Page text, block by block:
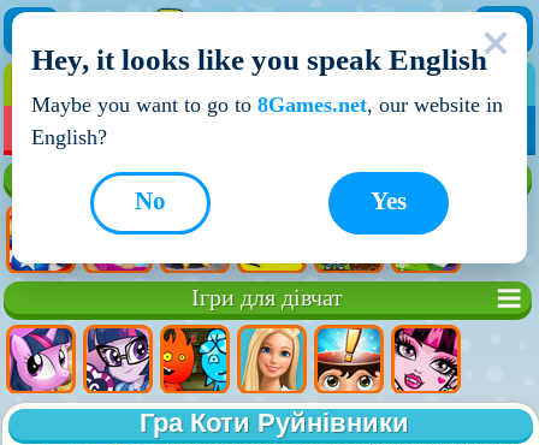
НОВІ ІГРИ
Ігри для дівчат
Гра Коти Руйнівники
Hey, it looks like you speak English
Maybe you want to go to 8Games.net, our website in
English?
Yes
No